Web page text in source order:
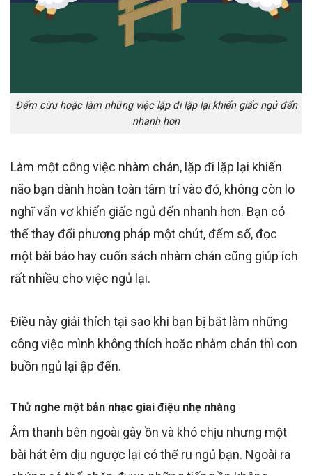
Đếm cừu hoặc làm những việc lặp đi lặp lại khiến giấc ngủ đến
nhanh hơn
Làm một công việc nhàm chán, lặp đi lặp lại khiến
não bạn dành hoàn toàn tâm trí vào đó, không còn lo
nghĩ vẩn vơ khiến giấc ngủ đến nhanh hơn. Bạn có
thể thay đổi phương pháp một chút, đếm số, đọc
một bài báo hay cuốn sách nhàm chán cũng giúp ích
rất nhiều cho việc ngủ lại.
Điều này giải thích tại sao khi bạn bị bắt làm những
công việc mình không thích hoặc nhàm chán thì cơn
buồn ngủ lại ập đến.
Thử nghe một bản nhạc giai điệu nhẹ nhàng
Âm thanh bên ngoài gây ồn và khó chịu nhưng một
bài hát êm dịu ngược lại có thể ru ngủ bạn. Ngoài ra